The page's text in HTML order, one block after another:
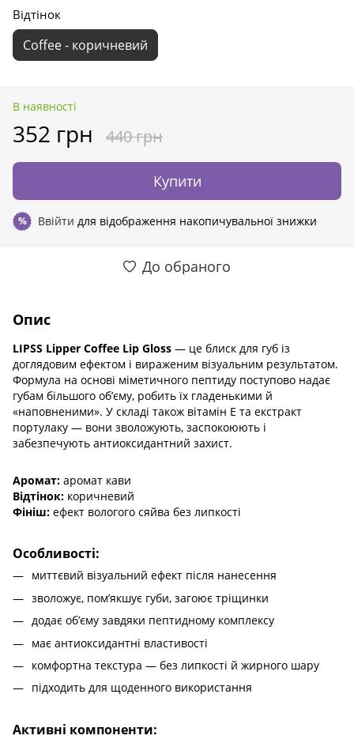
Відтінок
Coffee - коричневий
В наявності
352 грн 440 грн
Купити
% Ввійти для відображення накопичувальної знижки
До обраного
Опис
LIPSS Lipper Coffee Lip Gloss — це блиск для губ із
доглядовим ефектом і вираженим візуальним результатом.
Формула на основі міметичного пептиду поступово надає
губам більшого об’єму, робить їх гладенькими й
«наповненими». У складі також вітамін E та екстракт
портулаку — вони зволожують, заспокоюють і
забезпечують антиоксидантний захист.
Аромат: аромат кави
Відтінок: коричневий
Фініш: ефект вологого сяйва без липкості
Особливості:
миттєвий візуальний ефект після нанесення
зволожує, пом’якшує губи, загоює тріщинки
додає об’єму завдяки пептидному комплексу
має антиоксидантні властивості
комфортна текстура — без липкості й жирного шару
підходить для щоденного використання
Активні компоненти: